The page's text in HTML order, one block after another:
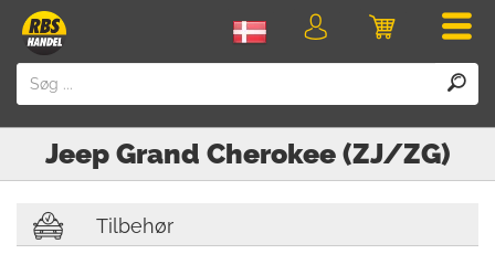
Indkøbskurv
Login
Jeep Grand Cherokee (ZJ/ZG)
Tilbehør